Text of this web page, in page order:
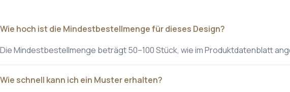
Wie hoch ist die Mindestbestellmenge für dieses Design?
Die Mindestbestellmenge beträgt 50–100 Stück, wie im Produktdatenblatt
Wie schnell kann ich ein Muster erhalten?